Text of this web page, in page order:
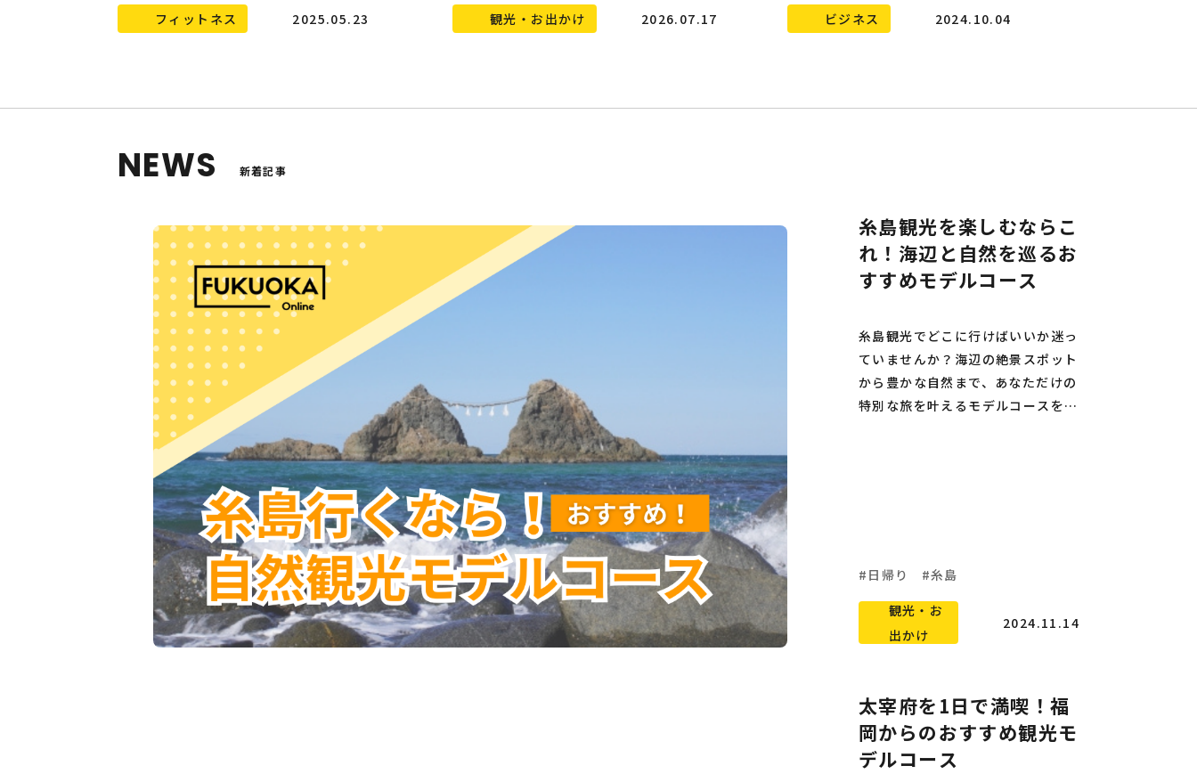
フィットネス 2025.05.23 観光・お出かけ 2026.07.17 ビジネス 2024.10.04
NEWS 新着記事
糸島観光を楽しむならこ
れ！海辺と自然を巡るお
すすめモデルコース
糸島観光でどこに行けばいいか迷っ
ていませんか？海辺の絶景スポット
から豊かな自然まで、あなただけの
特別な旅を叶えるモデルコースをご
日帰り
糸島
観光・お
出かけ
2024.11.14
太宰府を1日で満喫！福
岡からのおすすめ観光モ
デルコース